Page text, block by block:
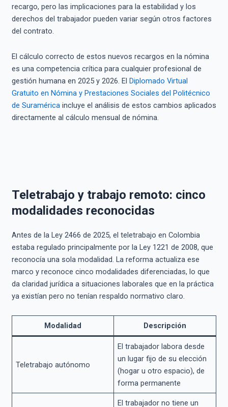
recargo, pero las implicaciones para la estabilidad y los
derechos del trabajador pueden variar según otros factores
del contrato.
El cálculo correcto de estos nuevos recargos en la nómina
es una competencia crítica para cualquier profesional de
gestión humana en 2025 y 2026. El Diplomado Virtual
Gratuito en Nómina y Prestaciones Sociales del Politécnico
de Suraméricaincluye el análisis de estos cambios aplicados
directamente al cálculo mensual de nómina.
Teletrabajo y trabajo remoto: cinco
modalidades reconocidas
Antes de la Ley 2466 de 2025, el teletrabajo en Colombia
estaba regulado principalmente por la Ley 1221 de 2008, que
reconocía una sola modalidad. La reforma actualiza ese
marco y reconoce cinco modalidades diferenciadas, lo que
da claridad jurídica a situaciones laborales que en la práctica
ya existían pero no tenían respaldo normativo claro.
Modalidad Descripción
Teletrabajo autónomo
El trabajador labora desde
un lugar fijo de su elección
(hogar u otro espacio), de
forma permanente
El trabajador no tiene un